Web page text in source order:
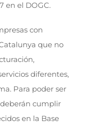
en el DOGC.
con
que no
diferentes,
Para poder ser
cumplir
en la Base